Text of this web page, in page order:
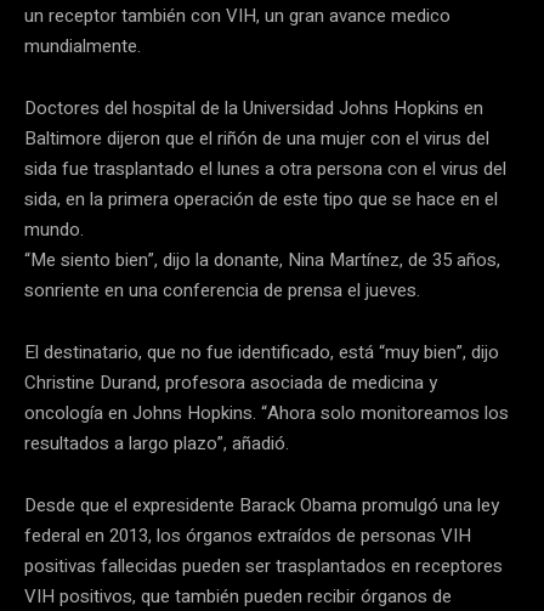
un receptor también con VIH, un gran avance medico
mundialmente.
Doctores del hospital de la Universidad Johns Hopkins en
Baltimore dijeron que el riñón de una mujer con el virus del
sida fue trasplantado el lunes a otra persona con el virus del
sida, en la primera operación de este tipo que se hace en el
mundo.
“Me siento bien”, dijo la donante, Nina Martínez, de 35 años,
sonriente en una conferencia de prensa el jueves.
El destinatario, que no fue identificado, está “muy bien”, dijo
Christine Durand, profesora asociada de medicina y
oncología en Johns Hopkins. “Ahora solo monitoreamos los
resultados a largo plazo”, añadió.
Desde que el expresidente Barack Obama promulgó una ley
federal en 2013, los órganos extraídos de personas VIH
positivas fallecidas pueden ser trasplantados en receptores
VIH positivos, que también pueden recibir órganos de